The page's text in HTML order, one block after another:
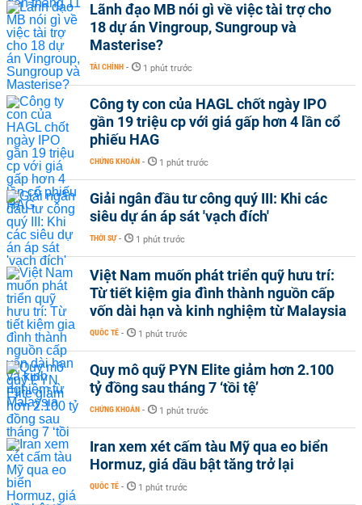
Lãnh đạo MB nói gì về việc tài trợ cho
18 dự án Vingroup, Sungroup và
Masterise?
TÀI CHÍNH - 1 phút trước
Công ty con của HAGL chốt ngày IPO
gần 19 triệu cp với giá gấp hơn 4 lần cổ
phiếu HAG
CHỨNG KHOÁN - 1 phút trước
Giải ngân đầu tư công quý III: Khi các
siêu dự án áp sát 'vạch đích'
THỜI SỰ - 1 phút trước
Việt Nam muốn phát triển quỹ hưu trí:
Từ tiết kiệm gia đình thành nguồn cấp
vốn dài hạn và kinh nghiệm từ Malaysia
QUỐC TẾ - 1 phút trước
Quy mô quỹ PYN Elite giảm hơn 2.100
tỷ đồng sau tháng 7 ‘tồi tệ’
CHỨNG KHOÁN - 1 phút trước
Iran xem xét cấm tàu Mỹ qua eo biển
Hormuz, giá dầu bật tăng trở lại
QUỐC TẾ - 1 phút trước